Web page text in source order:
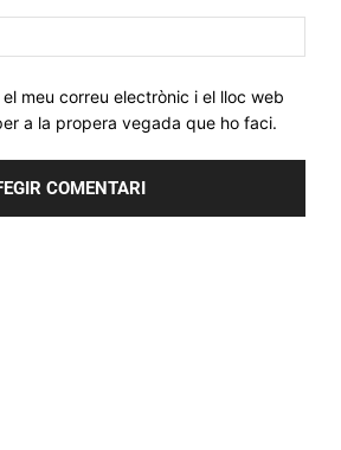
web:
meu correu electrònic i el lloc web
a la propera vegada que ho faci.